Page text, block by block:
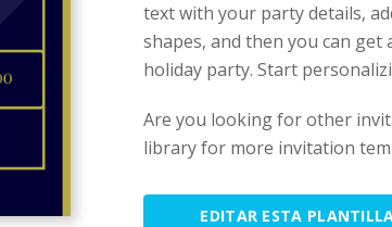
text with your party details,
shapes, and then you can
holiday party. Start
Are you looking for other
library for more invitation
EDITAR ESTA